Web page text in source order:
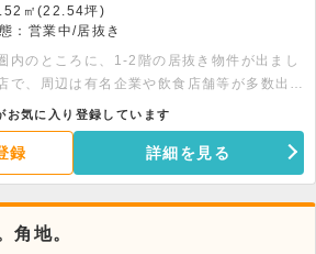
㎡(22.54坪)
：営業中/居抜き
内のところに、1-2階の居抜き物件が出まし
で、周辺は有名企業や飲食店舗等が多数出店
昼夜問わず人通りの多い状況です。現在は1
リニックとなっております。1階には冷凍冷
・グリストラップ等が残った状態でのお引渡
機器が無くなった状態の事務所仕様でお引渡
使い方が出来る物件です。なかなか出ない山
なりますので、お早めにお問い合わせ下さ
お気に入り登録しています
録 詳細を見る
角地。